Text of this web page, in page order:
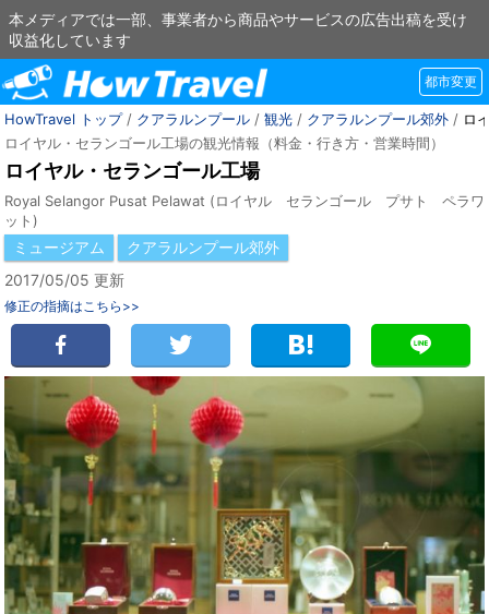
本メディアでは一部、事業者から商品やサービスの広告出稿を受け
収益化しています
都市変更
HowTravel トップ/ クアラルンプール / 観光 / クアラルンプール郊外 / ロ
ロイヤル・セランゴール工場の観光情報（料金・行き方・営業時間）
ロイヤル・セランゴール工場
Royal Selangor Pusat Pelawat (ロイヤル セランゴール プサト ペラワ
ット)
ミュージアム
クアラルンプール郊外
2017/05/05 更新
修正の指摘はこちら>>